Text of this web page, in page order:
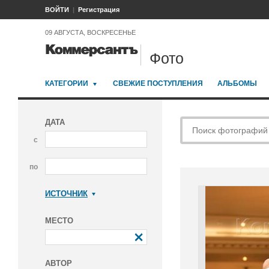
ВОЙТИ Регистрация
09 АВГУСТА, ВОСКРЕСЕНЬЕ
Фото
КАТЕГОРИИ СВЕЖИЕ ПОСТУПЛЕНИЯ АЛЬБОМЫ
ДАТА
с
по
ИСТОЧНИК
МЕСТО
АВТОР